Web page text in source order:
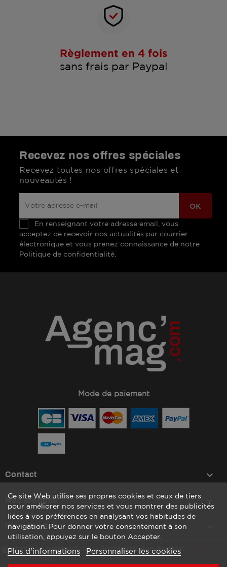
Règlement en 4 fois
sans frais par Paypal
Recevez nos offres spéciales
Recevez toutes nos offres spéciales et
nouveautés !
En renseignant votre adresse email, vous
acceptez de recevoir nos actualités par courrier
électronique et vous prenez connaissance de notre
Politique de confidentialité.
Mode de paiement
Contact keyboard_arrow_down
Nos produits 
Plan du site
Marchand approuvé par la Société des Avis Garantis,
Ce site Web utilise ses propres cookies et ceux de tiers
pour améliorer nos services et vous montrer des publicités
liées à vos préférences en analysant vos habitudes de
navigation. Pour donner votre consentement à son
utilisation, appuyez sur le bouton Accepter.
Plus d'informations Personnaliser les cookies